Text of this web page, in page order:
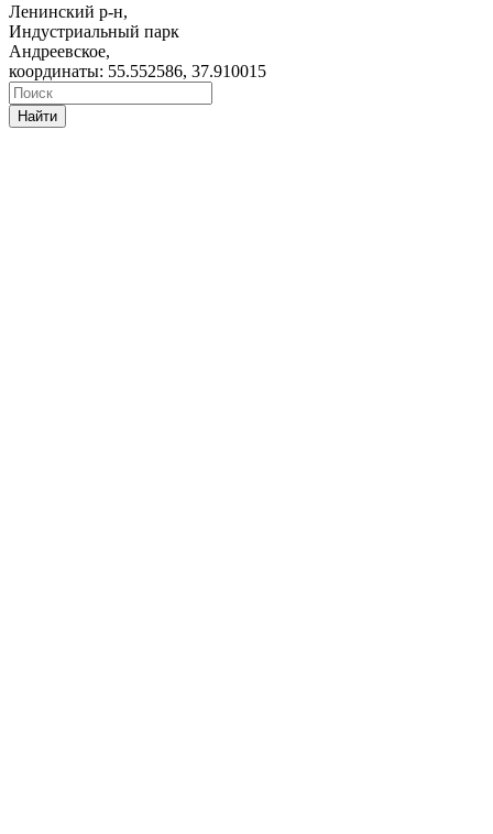
Ленинский р-н,
Индустриальный парк
Андреевское,
координаты: 55.552586, 37.910015
Найти